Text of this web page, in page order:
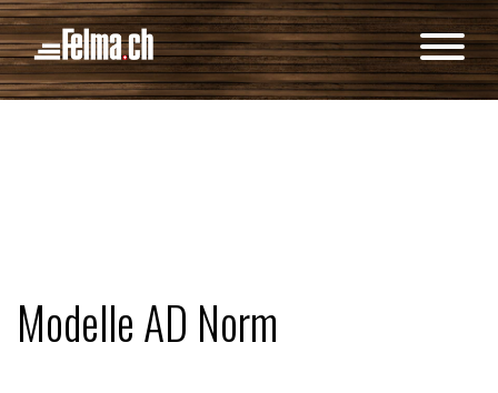
Modelle AD Norm
Cookie-Einstellungen